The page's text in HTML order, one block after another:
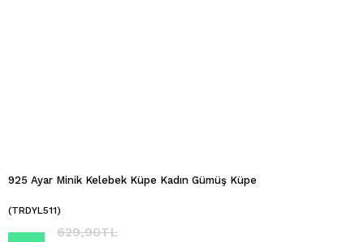
925 Ayar Minik Kelebek Küpe Kadın Gümüş Küpe
(TRDYL511)
629,90TL